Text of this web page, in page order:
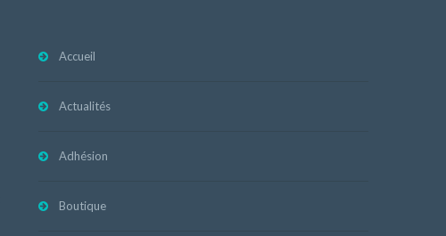
Accueil
Actualités
Adhésion
Boutique